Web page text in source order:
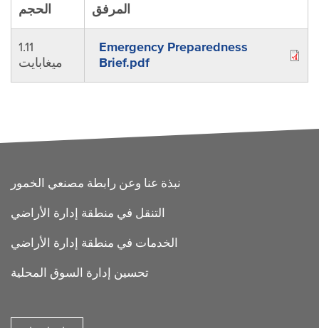
المرفق الحجم
Emergency Preparedness
Brief.pdf
1.11
ميغابايت
نبذة عنا وعن رابطة مصنعي الخمور
التنقل في منطقة إدارة الأراضي
الخدمات في منطقة إدارة الأراضي
تحسين إدارة السوق المحلية